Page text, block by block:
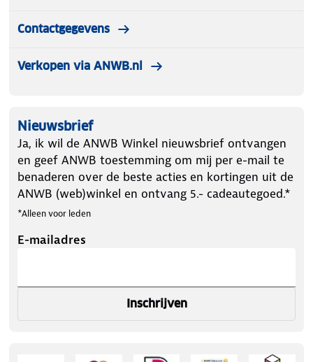
Contactgegevens
Verkopen via ANWB.nl
Nieuwsbrief
Ja, ik wil de ANWB Winkel nieuwsbrief ontvangen
en geef ANWB toestemming om mij per e-mail te
benaderen over de beste acties en kortingen uit de
ANWB (web)winkel en ontvang 5.- cadeautegoed.*
*Alleen voor leden
E-mailadres
Inschrijven